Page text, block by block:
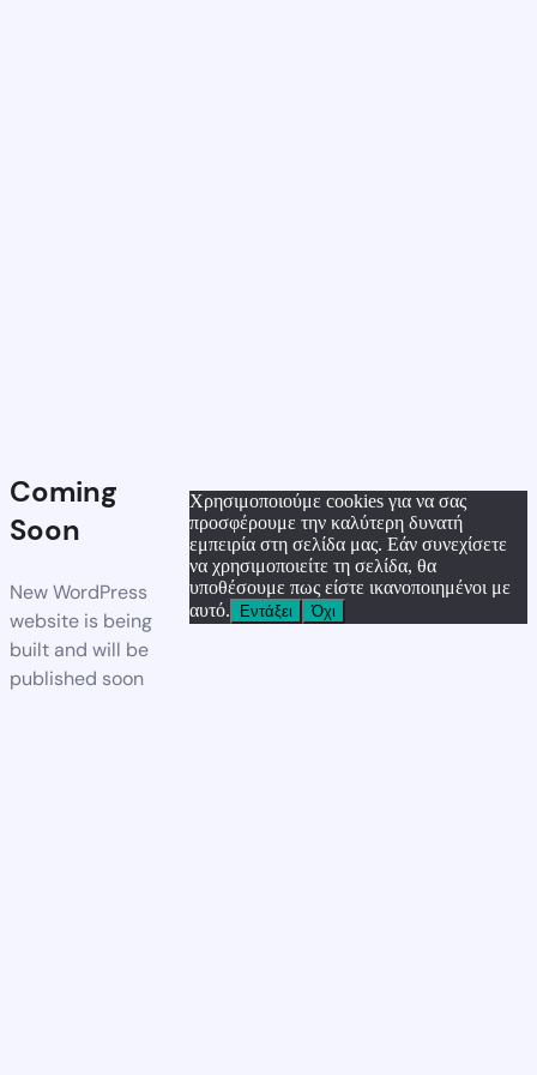
Coming
Soon
New WordPress
website is being
built and will be
published soon
Χρησιμοποιούμε cookies για να σας
προσφέρουμε την καλύτερη δυνατή
εμπειρία στη σελίδα μας. Εάν συνεχίσετε
να χρησιμοποιείτε τη σελίδα, θα
υποθέσουμε πως είστε ικανοποιημένοι με
αυτό.
Εντάξει Όχι